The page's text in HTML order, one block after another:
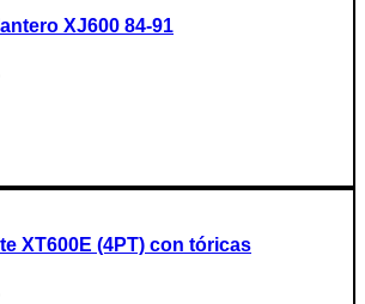
XJ600 84-91
XT600E (4PT) con tóricas